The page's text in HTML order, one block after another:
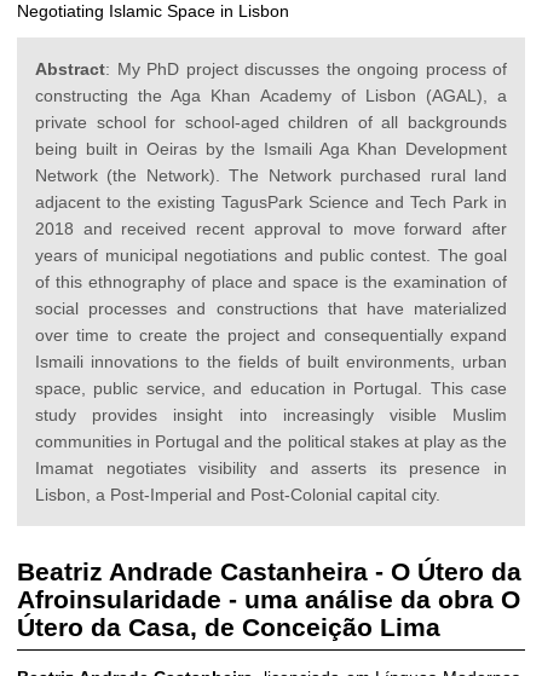
Negotiating Islamic Space in Lisbon
Abstract: My PhD project discusses the ongoing process of
constructing the Aga Khan Academy of Lisbon (AGAL), a
private school for school-aged children of all backgrounds
being built in Oeiras by the Ismaili Aga Khan Development
Network (the Network). The Network purchased rural land
adjacent to the existing TagusPark Science and Tech Park in
2018 and received recent approval to move forward after
years of municipal negotiations and public contest. The goal
of this ethnography of place and space is the examination of
social processes and constructions that have materialized
over time to create the project and consequentially expand
Ismaili innovations to the fields of built environments, urban
space, public service, and education in Portugal. This case
study provides insight into increasingly visible Muslim
communities in Portugal and the political stakes at play as the
Imamat negotiates visibility and asserts its presence in
Lisbon, a Post-Imperial and Post-Colonial capital city.
Beatriz Andrade Castanheira - O Útero da
Afroinsularidade - uma análise da obra O
Útero da Casa, de Conceição Lima